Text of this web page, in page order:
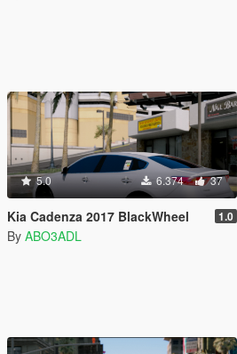
5.0 6.374 37
Kia Cadenza 2017 BlackWheel 1.0
By ABO3ADL